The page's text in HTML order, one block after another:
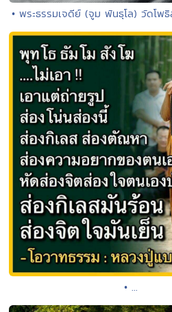
• พระธรรมเจดีย์ (จูม พันธุโล) วัดโพ
• ...